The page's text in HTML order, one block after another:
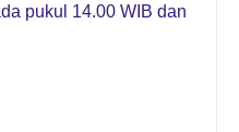
pukul 14.00 WIB dan